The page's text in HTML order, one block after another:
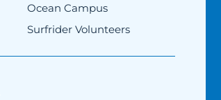
Ocean Campus
Surfrider Volunteers